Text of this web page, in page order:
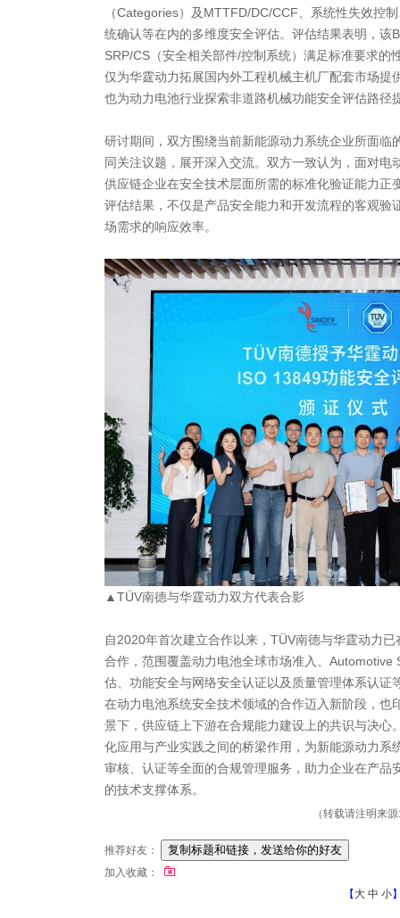
（Categories）及MTTFD/DC/CCF、系统性失效控
统确认等在内的多维度安全评估。评估结果表明，该
SRP/CS（安全相关部件/控制系统）满足标准要求的
仅为华霆动力拓展国内外工程机械主机厂配套市场提
也为动力电池行业探索非道路机械功能安全评估路径
研讨期间，双方围绕当前新能源动力系统企业所面临
同关注议题，展开深入交流。双方一致认为，面对电
供应链企业在安全技术层面所需的标准化验证能力正
评估结果，不仅是产品安全能力和开发流程的客观验
场需求的响应效率。
▲TÜV南德与华霆动力双方代表合影
自2020年首次建立合作以来，TÜV南德与华霆动力
合作，范围覆盖动力电池全球市场准入、Automotive
估、功能安全与网络安全认证以及质量管理体系认证
在动力电池系统安全技术领域的合作迈入新阶段，也
景下，供应链上下游在合规能力建设上的共识与决心
化应用与产业实践之间的桥梁作用，为新能源动力系
审核、认证等全面的合规管理服务，助力企业在产品
的技术支撑体系。
（转载请注明来
推荐好友：
加入收藏：
【 大 中 小